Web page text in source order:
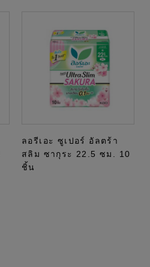
ลอรีเอะ ซูเปอร์ อัลตร้า
สลิม ซากุระ 22.5 ซม. 10
ชิ้น